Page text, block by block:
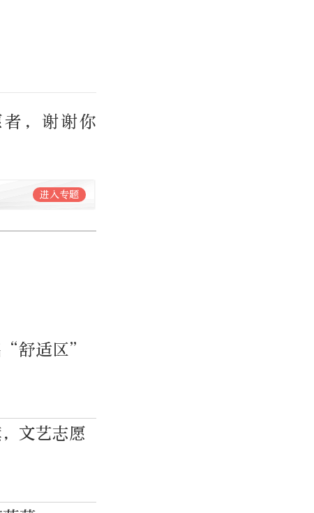
，谢谢你
进入专题
“舒适区”
文艺志愿